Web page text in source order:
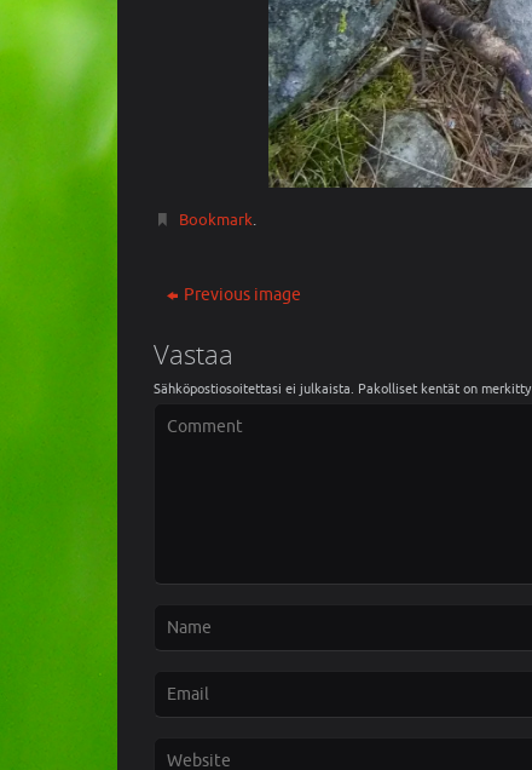
Bookmark.
Previous image
Vastaa
Sähköpostiosoitettasi ei julkaista. Pakolliset kentät on merkitty